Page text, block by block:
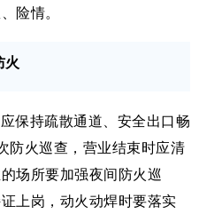
险情。
火
保持疏散通道、安全出口畅
防火巡查，营业结束时应清
场所要加强夜间防火巡
上岗，动火动焊时要落实